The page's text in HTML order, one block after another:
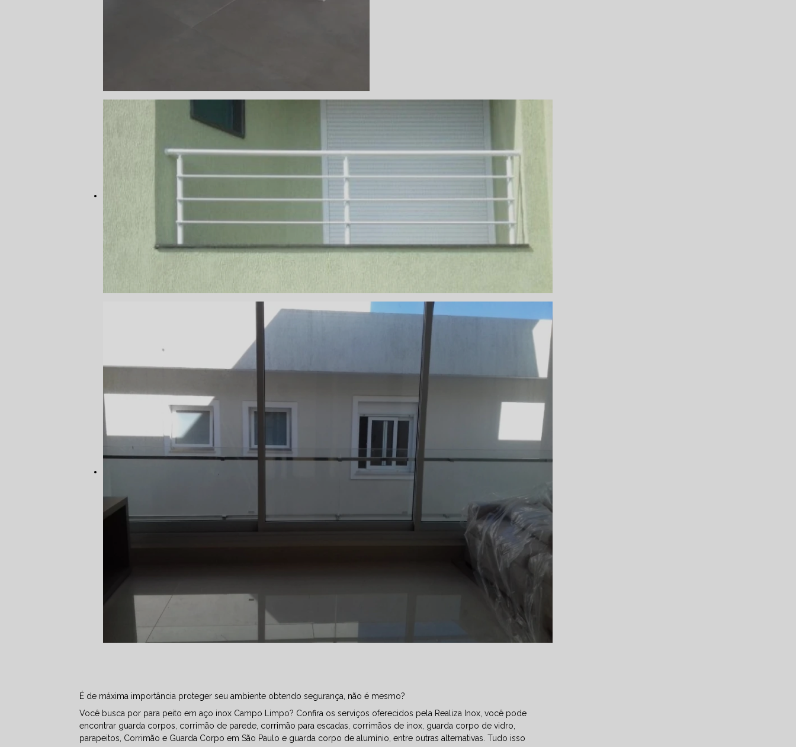
É de máxima importância proteger seu ambiente obtendo segurança, não é mesmo?
Você busca por para peito em aço inox Campo Limpo? Confira os serviços oferecidos pela Realiza Inox, você pode
encontrar guarda corpos, corrimão de parede, corrimão para escadas, corrimãos de inox, guarda corpo de vidro,
parapeitos, Corrimão e Guarda Corpo em São Paulo e guarda corpo de alumínio, entre outras alternativas. Tudo isso